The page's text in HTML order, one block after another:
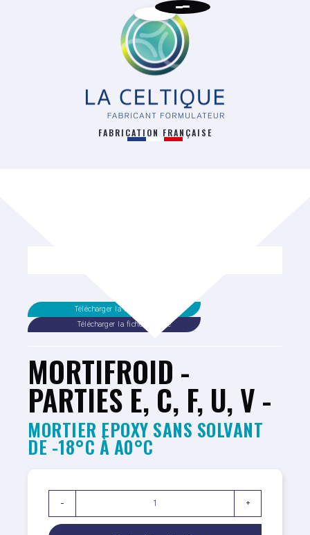
FABRICATION FRANÇAISE
Télécharger la fiche technique
Télécharger la fiche sécurité
MORTIFROID -
PARTIES E, C, F, U, V -
MORTIER EPOXY SANS SOLVANT
DE -18°C À A0°C
- +